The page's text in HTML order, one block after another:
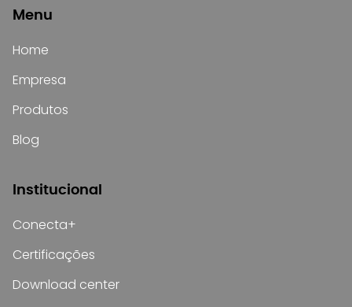
Menu
Home
Empresa
Produtos
Blog
Institucional
Conecta+
Certificações
Download center